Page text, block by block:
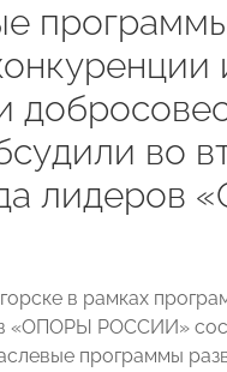
во
лидеров
в рамках
«ОПОРЫ РОССИИ»
программы